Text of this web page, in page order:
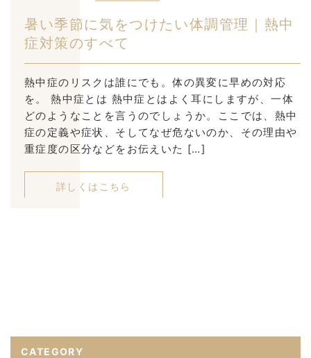
暑い季節に気をつけたい体調管理｜熱中
症対策のすべて
熱中症のリスクは誰にでも。体の異変に早めの対応
を。 熱中症とは 熱中症とはよく耳にしますが、一体
どのようなことを言うのでしょうか。ここでは、熱中
症の定義や症状、そしてなぜ危ないのか、その理由や
重症度の区分などをお伝えいた […]
詳しくはこちら
CATEGORY